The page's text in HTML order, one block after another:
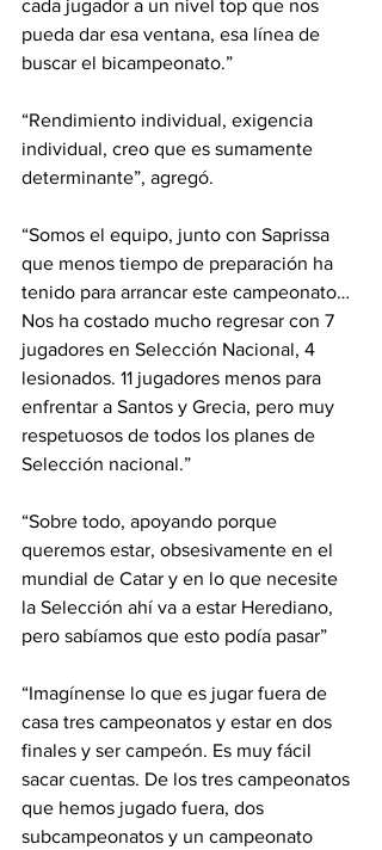
cada jugador a un nivel top que nos
pueda dar esa ventana, esa línea de
buscar el bicampeonato.”
“Rendimiento individual, exigencia
individual, creo que es sumamente
determinante”, agregó.
“Somos el equipo, junto con Saprissa
que menos tiempo de preparación ha
tenido para arrancar este campeonato…
Nos ha costado mucho regresar con 7
jugadores en Selección Nacional, 4
lesionados. 11 jugadores menos para
enfrentar a Santos y Grecia, pero muy
respetuosos de todos los planes de
Selección nacional.”
“Sobre todo, apoyando porque
queremos estar, obsesivamente en el
mundial de Catar y en lo que necesite
la Selección ahí va a estar Herediano,
pero sabíamos que esto podía pasar”
“Imagínense lo que es jugar fuera de
casa tres campeonatos y estar en dos
finales y ser campeón. Es muy fácil
sacar cuentas. De los tres campeonatos
que hemos jugado fuera, dos
subcampeonatos y un campeonato